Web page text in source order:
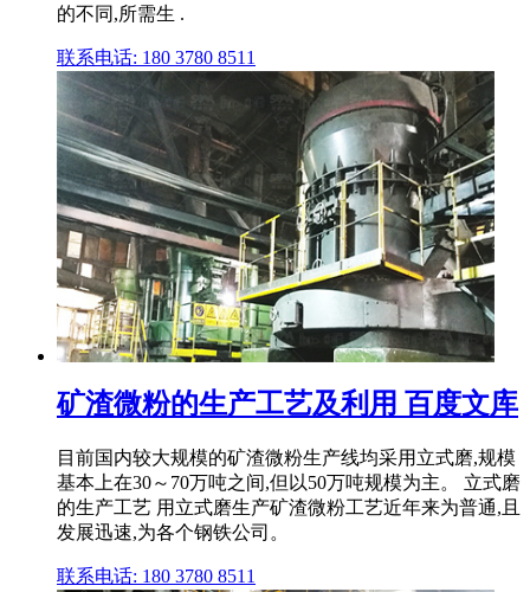
的不同,所需生 .
联系电话: 180 3780 8511
矿渣微粉的生产工艺及利用 百度文库
目前国内较大规模的矿渣微粉生产线均采用立式磨,规模
基本上在30～70万吨之间,但以50万吨规模为主。 立式磨
的生产工艺 用立式磨生产矿渣微粉工艺近年来为普通,且
发展迅速,为各个钢铁公司。
联系电话: 180 3780 8511